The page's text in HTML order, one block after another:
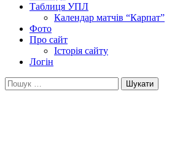
Таблиця УПЛ
Календар матчів “Карпат”
Фото
Про сайт
Історія сайту
Логін
Пошук: